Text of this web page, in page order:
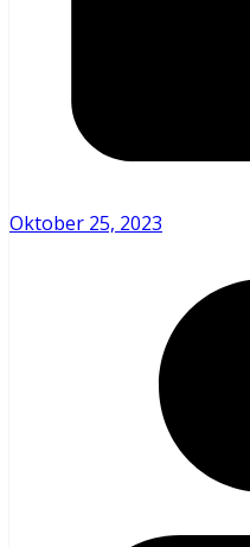
Oktober 25, 2023